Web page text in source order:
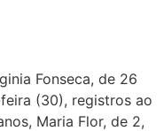
Fonseca, de 26
(30), registros ao
Maria Flor, de 2,